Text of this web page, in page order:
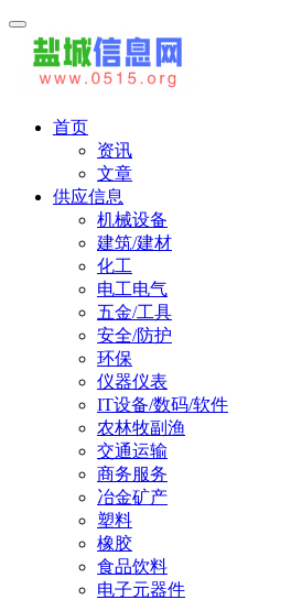
首页
资讯
文章
供应信息
机械设备
建筑/建材
化工
电工电气
五金/工具
安全/防护
环保
仪器仪表
IT设备/数码/软件
农林牧副渔
交通运输
商务服务
冶金矿产
塑料
橡胶
食品饮料
电子元器件